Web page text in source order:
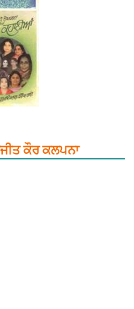
ਕੌਰ ਕਲਪਨਾ